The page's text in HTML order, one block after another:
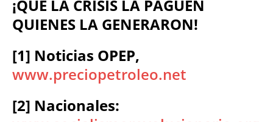
¡QUE LA CRISIS LA PAGUEN
QUIENES LA GENERARON!
[1] Noticias OPEP,
www.preciopetroleo.net
[2] Nacionales: